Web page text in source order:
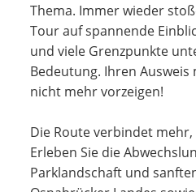
Thema. Immer wieder
Tour auf spannende
und viele Grenzpunkte
Bedeutung. Ihren
nicht mehr vorzeigen!
Die Route verbindet
Erleben Sie die
Parklandschaft und